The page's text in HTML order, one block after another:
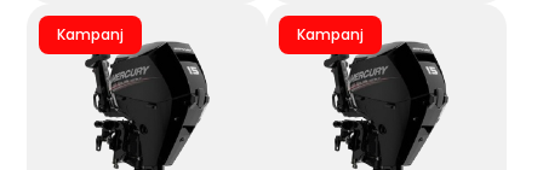
Kampanj Kampanj